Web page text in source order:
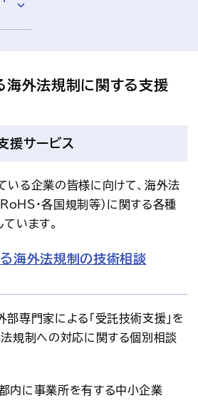
English
海外法規制に関する支援
援サービス
いる企業の皆様に向けて、海外法
・各国規制等）に関する各種
います。
海外法規制の技術相談
専門家による「受託技術支援」を
規制への対応に関する個別相談
内に事業所を有する中小企業